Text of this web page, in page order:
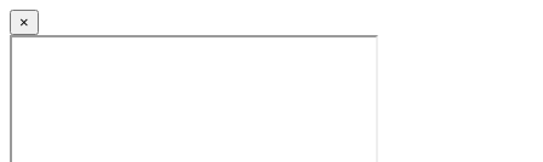
×